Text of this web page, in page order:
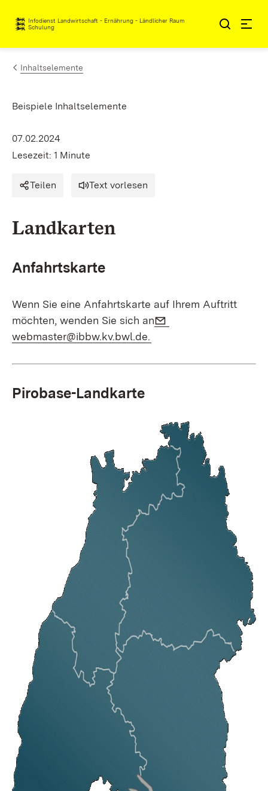
Zum Inhalt springen
Infodienst Landwirtschaft - Ernährung - Ländlicher Raum
Schulung
Inhaltselemente
Beispiele Inhaltselemente
07.02.2024
Lesezeit: 1 Minute
Teilen Text vorlesen
Landkarten
Anfahrtskarte
Wenn Sie eine Anfahrtskarte auf Ihrem Auftritt
möchten, wenden Sie sich an
webmaster@ibbw.kv.bwl.de.
Pirobase-Landkarte